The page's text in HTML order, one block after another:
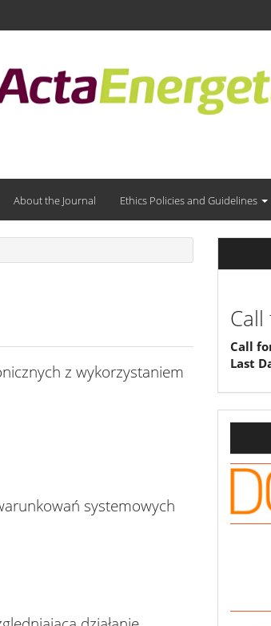
About the Journal Ethics Policies and Guidelines
z wykorzystaniem
systemowych
Call
Last